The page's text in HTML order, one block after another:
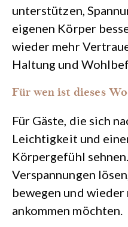
unterstützen,
eigenen Körper
wieder mehr
Haltung und
Für wen ist dieses
Für Gäste, die sich
Leichtigkeit und
Körpergefühl
Verspannungen
bewegen und
ankommen möchten.